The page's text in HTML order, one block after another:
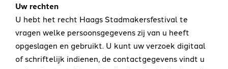
Uw rechten
U hebt het recht Haags Stadmakersfestival te
vragen welke persoonsgegevens zij van u heeft
opgeslagen en gebruikt. U kunt uw verzoek digitaal
of schriftelijk indienen, de contactgegevens vindt u